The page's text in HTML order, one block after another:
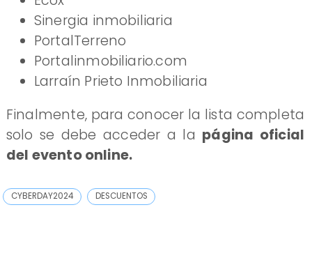
Sinergia inmobiliaria
PortalTerreno
Portalinmobiliario.com
Larraín Prieto Inmobiliaria
Finalmente, para conocer la lista completa
solo se debe acceder a la página oficial
del evento online.
CYBERDAY2024 DESCUENTOS